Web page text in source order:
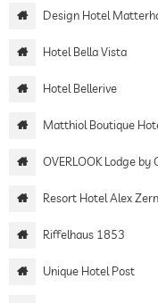
Design Hotel
Hotel Bella Vista
Hotel Bellerive
Matthiol Boutique
OVERLOOK Lodge by
Resort Hotel Alex
Riffelhaus 1853
Unique Hotel Post